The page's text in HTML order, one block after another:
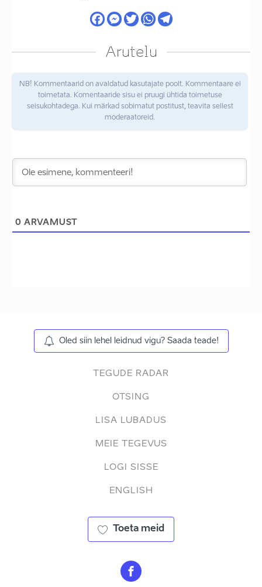
Arutelu
NB! Kommentaarid on avaldatud kasutajate poolt. Kommentaare ei
toimetata. Komentaaride sisu ei pruugi ühtida toimetuse
seisukohtadega. Kui märkad sobimatut postitust, teavita sellest
moderaatoreid.
0 ARVAMUST
Oled siin lehel leidnud vigu? Saada teade!
TEGUDE RADAR
OTSING
LISA LUBADUS
MEIE TEGEVUS
LOGI SISSE
ENGLISH
Toeta meid